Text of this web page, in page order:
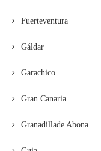
Fuerteventura
Gáldar
Garachico
Gran Canaria
Granadillade Abona